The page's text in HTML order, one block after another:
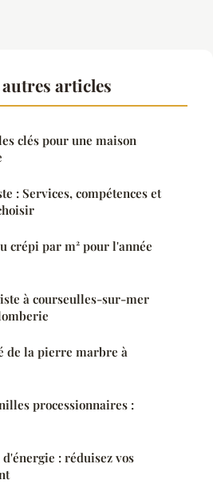
articles
clés pour une maison
: Services, compétences et
crépi par m² pour l'année
à courseulles-sur-mer
de la pierre marbre à
processionnaires :
: réduisez vos